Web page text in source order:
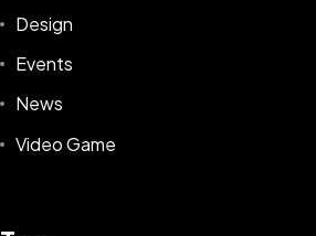
Design
Events
News
Video Game